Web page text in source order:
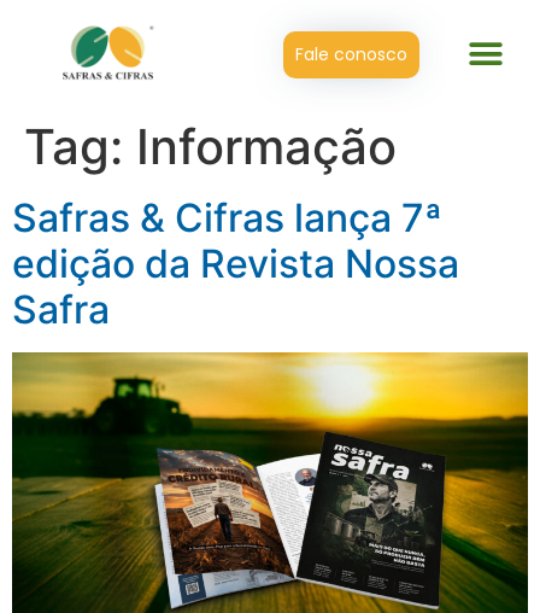
Fale conosco
Tag: Informação
Safras & Cifras lança 7ª
edição da Revista Nossa
Safra